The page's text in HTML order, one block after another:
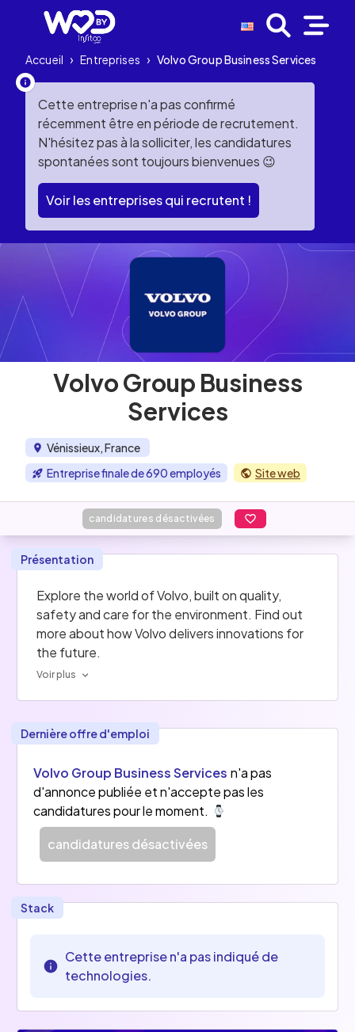
Accueil › Entreprises › Volvo Group Business Services
Cette entreprise n'a pas confirmé
récemment être en période de recrutement.
N'hésitez pas à la solliciter, les candidatures
spontanées sont toujours bienvenues 😉
Voir les entreprises qui recrutent !
Volvo Group Business
Services
Vénissieux, France
Entreprise finale de 690 employés
Site web
candidatures désactivées
Présentation
Explore the world of Volvo, built on quality,
safety and care for the environment. Find out
more about how Volvo delivers innovations for
the future.
Voir plus
Dernière offre d'emploi
Volvo Group Business Services n'a pas
d'annonce publiée et n'accepte pas les
candidatures pour le moment.
candidatures désactivées
Stack
Cette entreprise n'a pas indiqué de
technologies.